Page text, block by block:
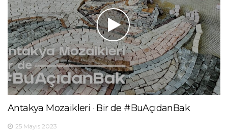
Antakya Mozaikleri · Bir de #BuAçıdanBak
25 Mayıs 2023